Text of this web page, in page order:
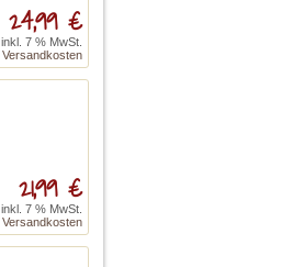
24,99 €
inkl. 7 % MwSt.
Versandkosten
21,99 €
inkl. 7 % MwSt.
Versandkosten